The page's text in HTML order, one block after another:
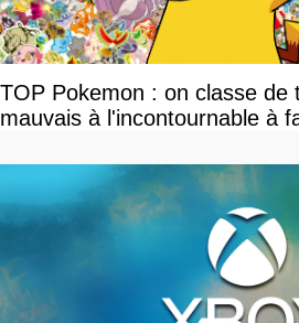
TOP Pokemon : on classe de
mauvais à l'incontournable à